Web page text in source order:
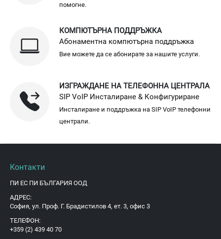
помогне.
КОМПЮТЪРНА ПОДДРЪЖКА
Абонаментна компютърна поддръжка
Вие можете да се абонирате за нашите услуги.
ИЗГРАЖДАНЕ НА ТЕЛЕФОННА ЦЕНТРАЛА
SIP VoIP Инсталиране & Конфигуриране
Инсталиране и поддръжка на SIP VoIP телефонни
централи.
Контакти
ПИ ЕС ПИ БЪЛГАРИЯ ООД
АДРЕС:
София, ул. Проф. Г. Брадистилов 4, ет. 3, офис 3
ТЕЛЕФОН:
+359 (2) 439 40 70